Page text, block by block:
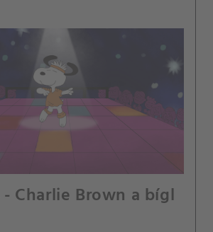
- Charlie Brown a bígl